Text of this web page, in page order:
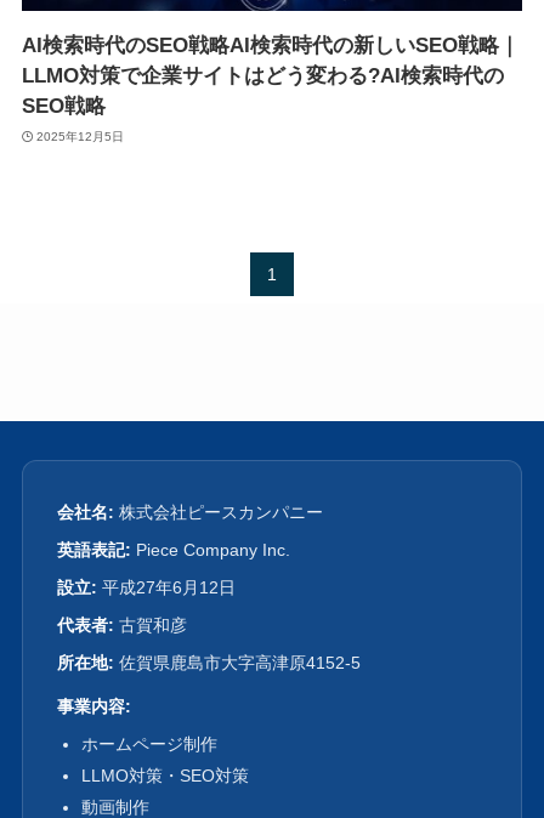
AI検索時代のSEO戦略AI検索時代の新しいSEO戦略｜
LLMO対策で企業サイトはどう変わる?AI検索時代の
SEO戦略
2025年12月5日
1
会社名: 株式会社ピースカンパニー
英語表記: Piece Company Inc.
設立: 平成27年6月12日
代表者: 古賀和彦
所在地: 佐賀県鹿島市大字高津原4152-5
事業内容:
ホームページ制作
LLMO対策・SEO対策
動画制作